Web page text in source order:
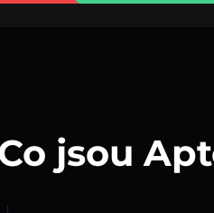
jsou